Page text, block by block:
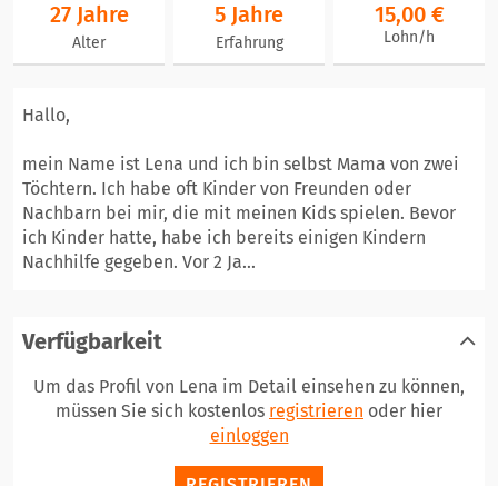
27 Jahre
Alter
5 Jahre
Erfahrung
15,00 €
Lohn/h
Hallo,
mein Name ist Lena und ich bin selbst Mama von zwei
Töchtern. Ich habe oft Kinder von Freunden oder
Nachbarn bei mir, die mit meinen Kids spielen. Bevor
ich Kinder hatte, habe ich bereits einigen Kindern
Nachhilfe gegeben. Vor 2 Ja...
Verfügbarkeit
Um das Profil von Lena im Detail einsehen zu können,
müssen Sie sich kostenlos registrieren oder hier
einloggen